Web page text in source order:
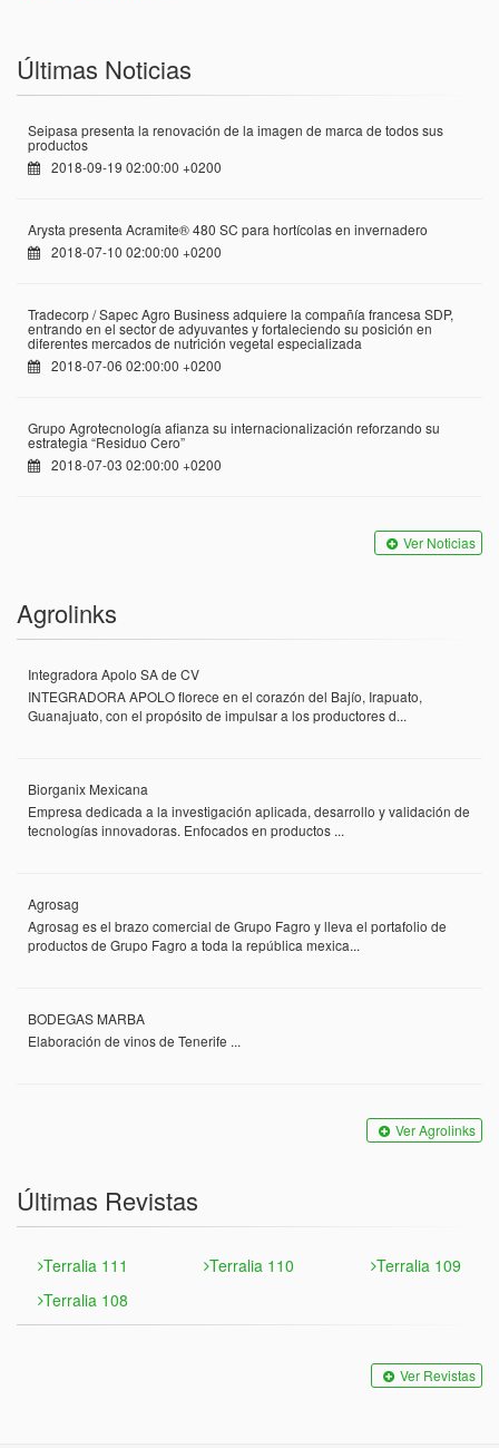
Últimas Noticias
Seipasa presenta la renovación de la imagen de marca de todos sus
productos
2018-09-19 02:00:00 +0200
Arysta presenta Acramite® 480 SC para hortícolas en invernadero
2018-07-10 02:00:00 +0200
Tradecorp / Sapec Agro Business adquiere la compañía francesa SDP,
entrando en el sector de adyuvantes y fortaleciendo su posición en
diferentes mercados de nutrición vegetal especializada
2018-07-06 02:00:00 +0200
Grupo Agrotecnología afianza su internacionalización reforzando su
estrategia “Residuo Cero”
2018-07-03 02:00:00 +0200
Ver Noticias
Agrolinks
Integradora Apolo SA de CV
INTEGRADORA APOLO florece en el corazón del Bajío, Irapuato,
Guanajuato, con el propósito de impulsar a los productores d...
Biorganix Mexicana
Empresa dedicada a la investigación aplicada, desarrollo y validación de
tecnologías innovadoras. Enfocados en productos ...
Agrosag
Agrosag es el brazo comercial de Grupo Fagro y lleva el portafolio de
productos de Grupo Fagro a toda la república mexica...
BODEGAS MARBA
Elaboración de vinos de Tenerife ...
Ver Agrolinks
Últimas Revistas
Terralia 111 Terralia 110
Terralia 109
Terralia 108
Ver Revistas